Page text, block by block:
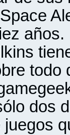
todo
dos